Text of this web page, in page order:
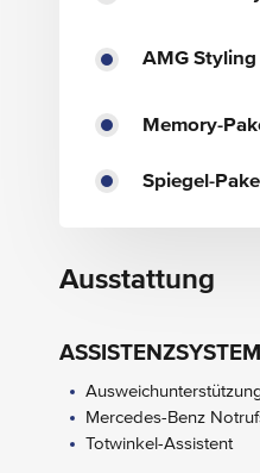
AMG Styling
Memory-
Spiegel-
Ausstattung
Mercedes-Benz
Totwinkel-Assistent